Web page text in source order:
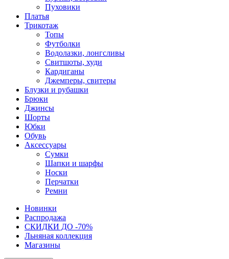
Пуховики
Платья
Трикотаж
Топы
Футболки
Водолазки, лонгсливы
Свитшоты, худи
Кардиганы
Джемперы, свитеры
Блузки и рубашки
Брюки
Джинсы
Шорты
Юбки
Обувь
Аксессуары
Сумки
Шапки и шарфы
Носки
Перчатки
Ремни
Новинки
Распродажа
СКИДКИ ДО -70%
Льняная коллекция
Магазины